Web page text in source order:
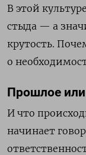
В этой
стыда — а
крутость.
о
Прошлое
И что
начинает